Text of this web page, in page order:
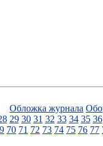
Обложка журнала
29 30 31 32 33 34 35 36
70 71 72 73 74 75 76 77